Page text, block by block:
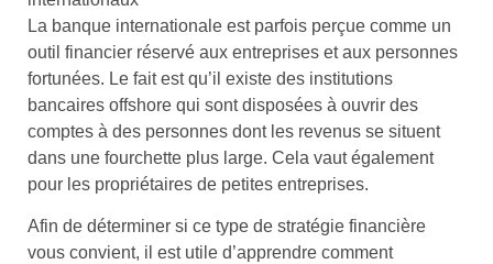
La banque internationale est parfois perçue comme un
outil financier réservé aux entreprises et aux personnes
fortunées. Le fait est qu’il existe des institutions
bancaires offshore qui sont disposées à ouvrir des
comptes à des personnes dont les revenus se situent
dans une fourchette plus large. Cela vaut également
pour les propriétaires de petites entreprises.
Afin de déterminer si ce type de stratégie financière
vous convient, il est utile d’apprendre comment